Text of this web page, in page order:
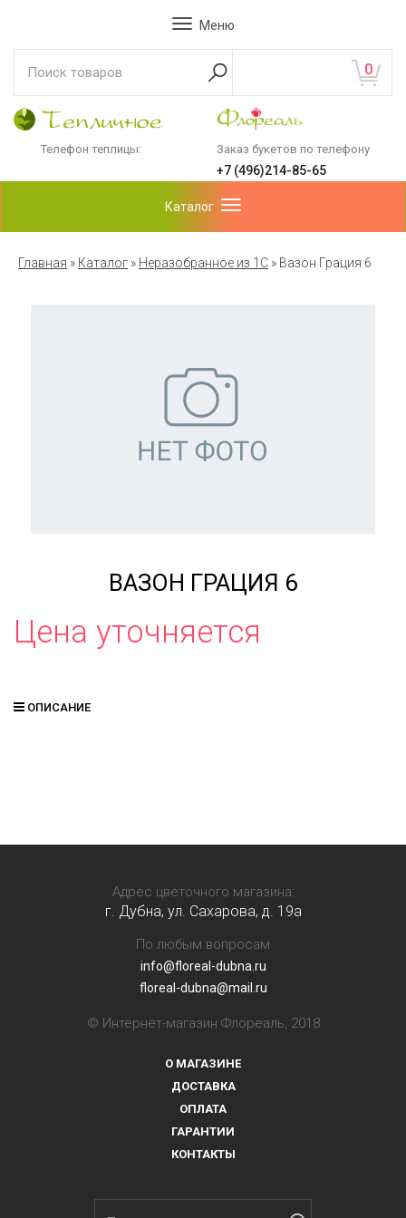
Меню
0
Телефон теплицы: Заказ букетов по телефону
+7 (496)214-85-65
Каталог
Главная » Каталог » Неразобранное из 1С » Вазон Грация 6
ВАЗОН ГРАЦИЯ 6
Цена уточняется
ОПИСАНИЕ
Адрес цветочного магазина:
г. Дубна, ул. Сахарова, д. 19a
По любым вопросам
info@floreal-dubna.ru
floreal-dubna@mail.ru
© Интернет-магазин Флореаль, 2018
О МАГАЗИНЕ
ДОСТАВКА
ОПЛАТА
ГАРАНТИИ
КОНТАКТЫ